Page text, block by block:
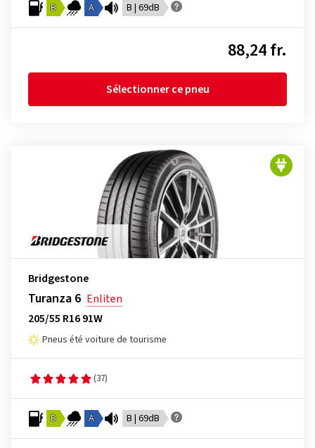
B A B | 69dB
88,24 fr.
Sélectionner ce pneu
Bridgestone
Turanza 6 Enliten
205/55 R16 91W
Pneus été voiture de tourisme
(37)
B A B | 69dB